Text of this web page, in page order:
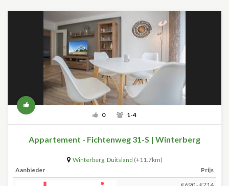
0 1-4
Appartement - Fichtenweg 31-S | Winterberg
Winterberg, Duitsland (+11.7km)
Aanbieder
Prijs